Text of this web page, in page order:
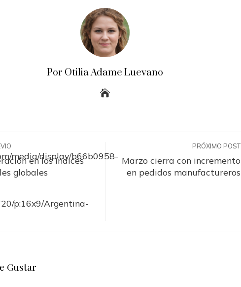
Por Otilia Adame Luevano
en los índices
globales
PRÓXIMO POST
Marzo cierra con incremento
en pedidos manufactureros
Gustar